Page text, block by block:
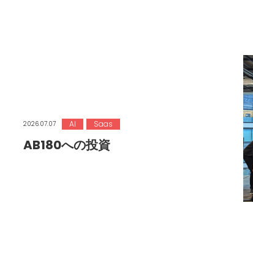
2026.07.07 AI Saas
AB180への投資